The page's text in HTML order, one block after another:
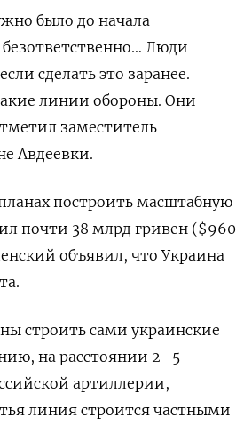
было до начала
Люди
сделать это заранее.
линии обороны. Они
заместитель
Авдеевки.
построить масштабную
почти 38 млрд гривен ($960
объявил, что Украина
строить сами украинские
на расстоянии 2–5
артиллерии,
линия строится частными